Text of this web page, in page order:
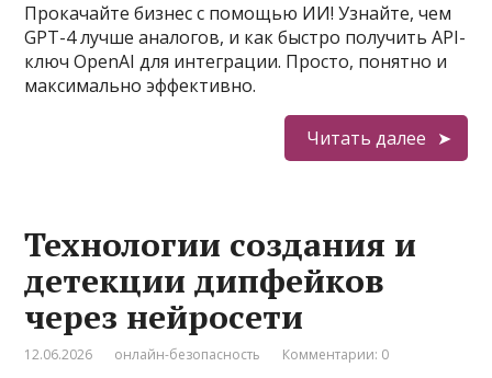
Прокачайте бизнес с помощью ИИ! Узнайте, чем
GPT-4 лучше аналогов, и как быстро получить API-
ключ OpenAI для интеграции. Просто, понятно и
максимально эффективно.
Читать далее
Технологии создания и
детекции дипфейков
через нейросети
12.06.2026 онлайн-безопасность Комментарии: 0